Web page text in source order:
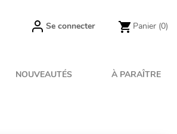
Se connecter Panier (0)
NOUVEAUTÉS À PARAÎTRE